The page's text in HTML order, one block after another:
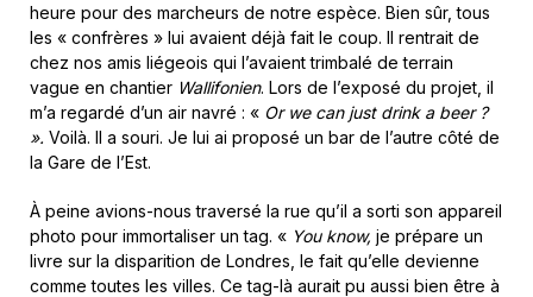
heure pour des marcheurs de notre espèce. Bien sûr, tous
les « confrères » lui avaient déjà fait le coup. Il rentrait de
chez nos amis liégeois qui l’avaient trimbalé de terrain
vague en chantier Wallifonien. Lors de l’exposé du projet, il
m’a regardé d’un air navré : « Or we can just drink a beer ?
». Voilà. Il a souri. Je lui ai proposé un bar de l’autre côté de
la Gare de l’Est.
À peine avions-nous traversé la rue qu’il a sorti son appareil
photo pour immortaliser un tag. « You know, je prépare un
livre sur la disparition de Londres, le fait qu’elle devienne
comme toutes les villes. Ce tag-là aurait pu aussi bien être à